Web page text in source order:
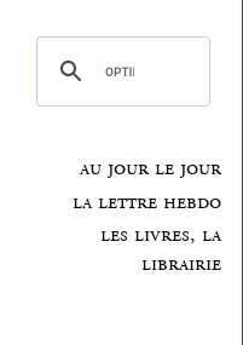
au jour le jour
la lettre hebdo
les livres, la
librairie